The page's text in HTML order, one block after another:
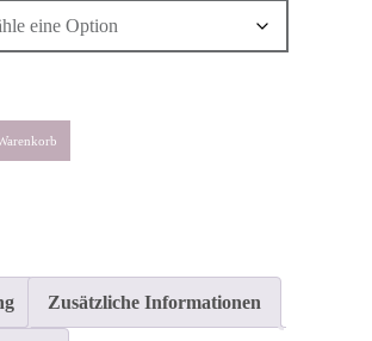
Zusätzliche Informationen